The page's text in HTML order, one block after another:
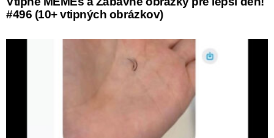
#496 (10+ vtipných obrázkov)